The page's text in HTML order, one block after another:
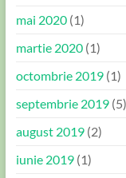
mai 2020(1)
martie 2020(1)
octombrie 2019(1)
septembrie 2019(5)
august 2019(2)
iunie 2019(1)